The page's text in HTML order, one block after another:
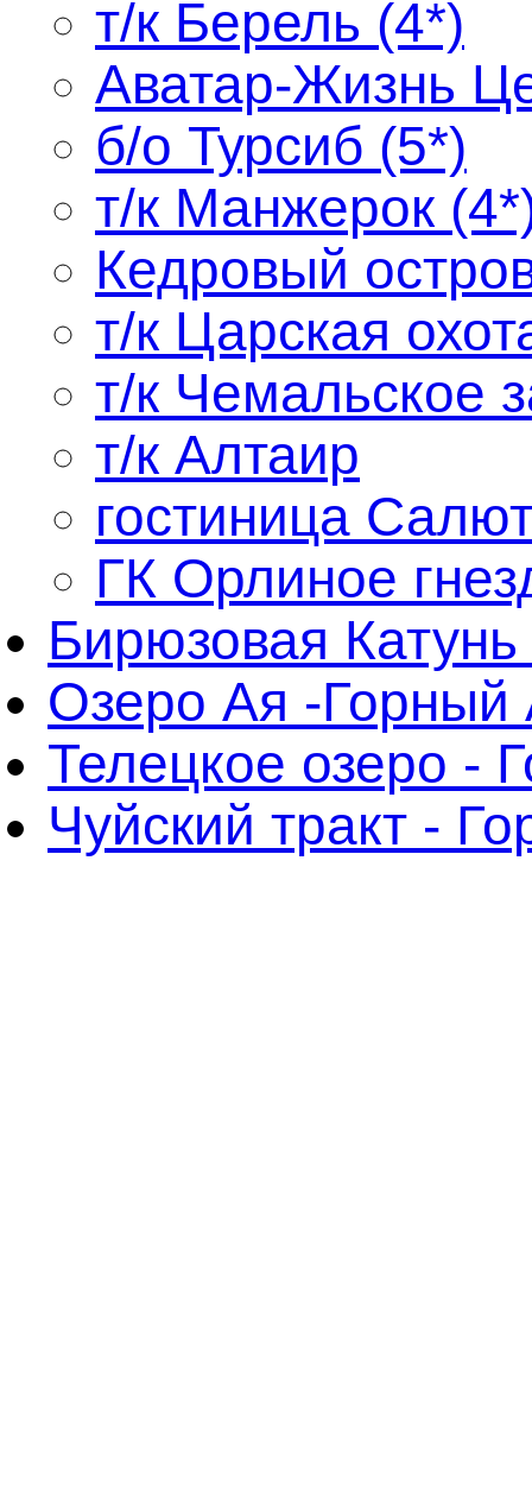
т/к Берель (4*)
Аватар-Жизнь
б/о Турсиб (5*)
т/к Манжерок
Кедровый
т/к Царская
т/к Чемальское
т/к Алтаир
гостиница
ГК Орлиное
Бирюзовая
Озеро Ая -Горный
Телецкое озеро -
Чуйский тракт -